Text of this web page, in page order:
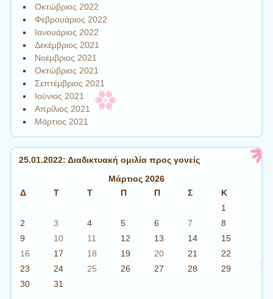
Οκτώβριος 2022
Φεβρουάριος 2022
Ιανουάριος 2022
Δεκέμβριος 2021
Νοέμβριος 2021
Οκτώβριος 2021
Σεπτέμβριος 2021
Ιούνιος 2021
Απρίλιος 2021
Μάρτιος 2021
25.01.2022: Διαδικτυακή ομιλία προς γονείς
Μάρτιος 2026
Δ
Τ Τ Π Π Σ
Κ
1
2
3 4 5 6 7
8
9
10 11 12 13 14
15
16
17 18 19 20 21
22
23
24 25 26 27 28
29
30
31